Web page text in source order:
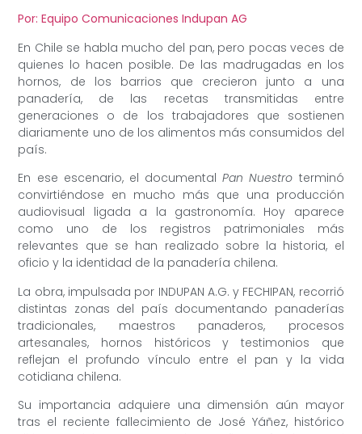
Por: Equipo Comunicaciones Indupan AG
En Chile se habla mucho del pan, pero pocas veces de
quienes lo hacen posible. De las madrugadas en los
hornos, de los barrios que crecieron junto a una
panadería, de las recetas transmitidas entre
generaciones o de los trabajadores que sostienen
diariamente uno de los alimentos más consumidos del
país.
En ese escenario, el documentalPan Nuestro terminó
convirtiéndose en mucho más que una producción
audiovisual ligada a la gastronomía. Hoy aparece
como uno de los registros patrimoniales más
relevantes que se han realizado sobre la historia, el
oficio y la identidad de la panadería chilena.
La obra, impulsada por INDUPAN A.G. y FECHIPAN, recorrió
distintas zonas del país documentando panaderías
tradicionales, maestros panaderos, procesos
artesanales, hornos históricos y testimonios que
reflejan el profundo vínculo entre el pan y la vida
cotidiana chilena.
Su importancia adquiere una dimensión aún mayor
tras el reciente fallecimiento de José Yáñez, histórico